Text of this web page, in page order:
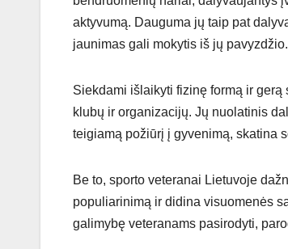
aktyvumą. Dauguma jų taip pat
jaunimas gali mokytis iš jų pavyzdžio.
Siekdami išlaikyti fizinę formą ir
klubų ir organizacijų. Jų nuolatinis
teigiamą požiūrį į gyvenimą, skatina
Be to, sporto veteranai Lietuvoje
populiarinimą ir didina visuomenės
galimybę veteranams pasirodyti,